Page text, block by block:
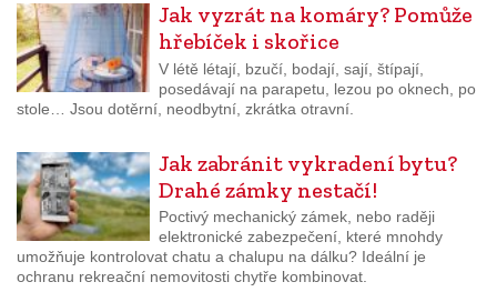
Jak vyzrát na komáry? Pomůže
hřebíček i skořice
V létě létají, bzučí, bodají, sají, štípají,
posedávají na parapetu, lezou po oknech, po
stole… Jsou dotěrní, neodbytní, zkrátka otravní.
Jak zabránit vykradení bytu?
Drahé zámky nestačí!
Poctivý mechanický zámek, nebo raději
elektronické zabezpečení, které mnohdy
umožňuje kontrolovat chatu a chalupu na dálku? Ideální je
ochranu rekreační nemovitosti chytře kombinovat.